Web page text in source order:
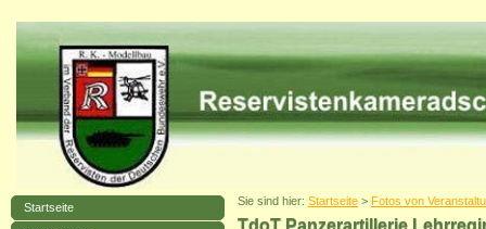
Startseite
Sie sind hier: Startseite > Fotos von
TdoT Panzerartillerie